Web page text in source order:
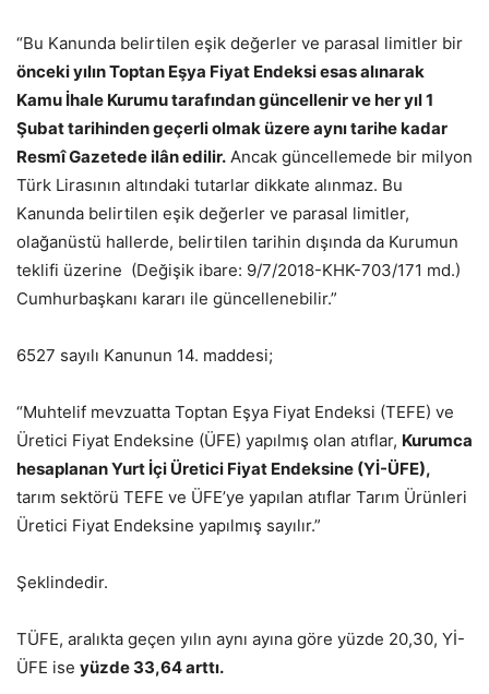
“Bu Kanunda belirtilen eşik değerler ve parasal limitler bir
önceki yılın Toptan Eşya Fiyat Endeksi esas alınarak
Kamu İhale Kurumu tarafından güncellenir ve her yıl 1
Şubat tarihinden geçerli olmak üzere aynı tarihe kadar
Resmî Gazetede ilân edilir. Ancak güncellemede bir milyon
Türk Lirasının altındaki tutarlar dikkate alınmaz. Bu
Kanunda belirtilen eşik değerler ve parasal limitler,
olağanüstü hallerde, belirtilen tarihin dışında da Kurumun
teklifi üzerine (Değişik ibare: 9/7/2018-KHK-703/171 md.)
Cumhurbaşkanı kararı ile güncellenebilir.”
6527 sayılı Kanunun 14. maddesi;
“Muhtelif mevzuatta Toptan Eşya Fiyat Endeksi (TEFE) ve
Üretici Fiyat Endeksine (ÜFE) yapılmış olan atıflar, Kurumca
hesaplanan Yurt İçi Üretici Fiyat Endeksine (Yİ-ÜFE),
tarım sektörü TEFE ve ÜFE’ye yapılan atıflar Tarım Ürünleri
Üretici Fiyat Endeksine yapılmış sayılır.”
Şeklindedir.
TÜFE, aralıkta geçen yılın aynı ayına göre yüzde 20,30, Yİ-
ÜFE ise yüzde 33,64 arttı.